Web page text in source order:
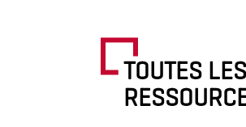
TOUTES LES